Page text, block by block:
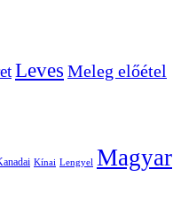
Leves Meleg előétel
Kínai Lengyel Magyar